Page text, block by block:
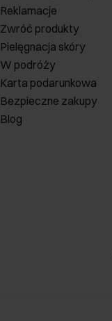
Reklamacje
Zwróć produkty
Pielęgnacja skóry
W podróży
Karta podarunkowa
Bezpieczne zakupy
Blog